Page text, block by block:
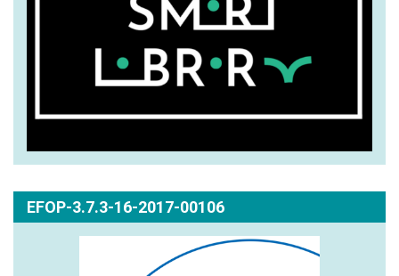
EFOP-3.7.3-16-2017-00106